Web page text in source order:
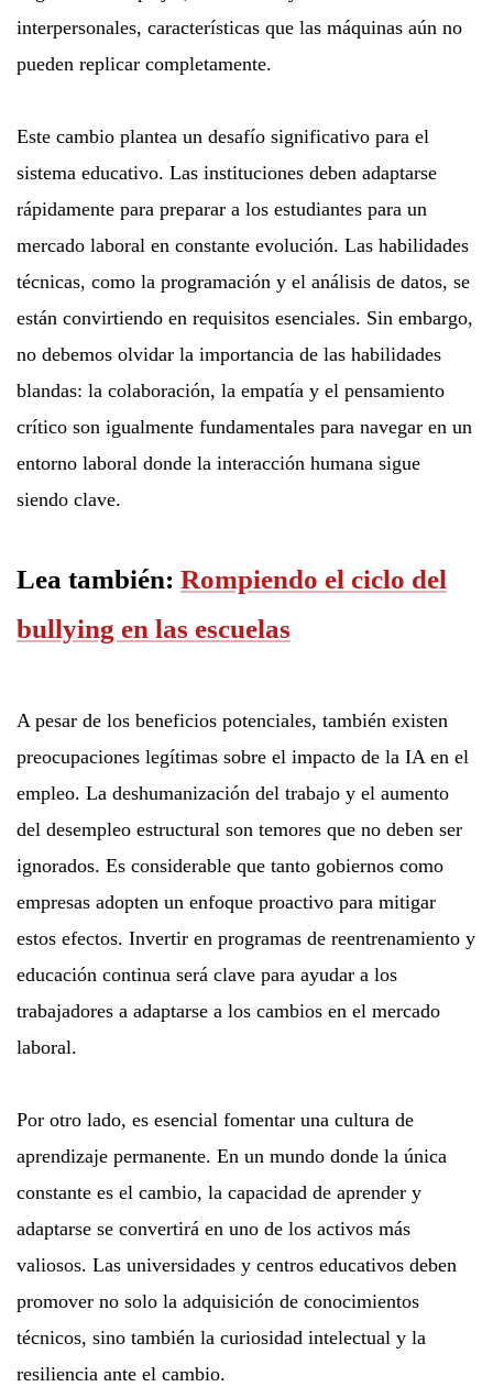
interpersonales, características que las máquinas aún no
pueden replicar completamente.
Este cambio plantea un desafío significativo para el
sistema educativo. Las instituciones deben adaptarse
rápidamente para preparar a los estudiantes para un
mercado laboral en constante evolución. Las habilidades
técnicas, como la programación y el análisis de datos, se
están convirtiendo en requisitos esenciales. Sin embargo,
no debemos olvidar la importancia de las habilidades
blandas: la colaboración, la empatía y el pensamiento
crítico son igualmente fundamentales para navegar en un
entorno laboral donde la interacción humana sigue
siendo clave.
Lea también: Rompiendo el ciclo del
bullying en las escuelas
A pesar de los beneficios potenciales, también existen
preocupaciones legítimas sobre el impacto de la IA en el
empleo. La deshumanización del trabajo y el aumento
del desempleo estructural son temores que no deben ser
ignorados. Es considerable que tanto gobiernos como
empresas adopten un enfoque proactivo para mitigar
estos efectos. Invertir en programas de reentrenamiento y
educación continua será clave para ayudar a los
trabajadores a adaptarse a los cambios en el mercado
laboral.
Por otro lado, es esencial fomentar una cultura de
aprendizaje permanente. En un mundo donde la única
constante es el cambio, la capacidad de aprender y
adaptarse se convertirá en uno de los activos más
valiosos. Las universidades y centros educativos deben
promover no solo la adquisición de conocimientos
técnicos, sino también la curiosidad intelectual y la
resiliencia ante el cambio.